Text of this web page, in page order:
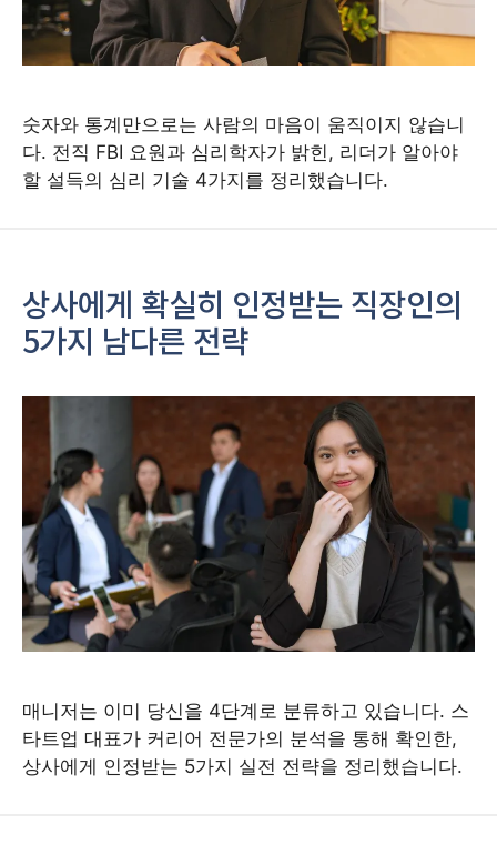
숫자와 통계만으로는 사람의 마음이 움직이지 않습니
다. 전직 FBI 요원과 심리학자가 밝힌, 리더가 알아야
할 설득의 심리 기술 4가지를 정리했습니다.
상사에게 확실히 인정받는 직장인의
5가지 남다른 전략
매니저는 이미 당신을 4단계로 분류하고 있습니다. 스
타트업 대표가 커리어 전문가의 분석을 통해 확인한,
상사에게 인정받는 5가지 실전 전략을 정리했습니다.